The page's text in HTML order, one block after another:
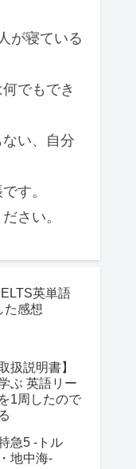
が寝ている
でもでき
い、自分
す。
さい。
英単語
た感想
扱説明書】
ぶ 英語リー
1周したので
急5 -トル
地中海-